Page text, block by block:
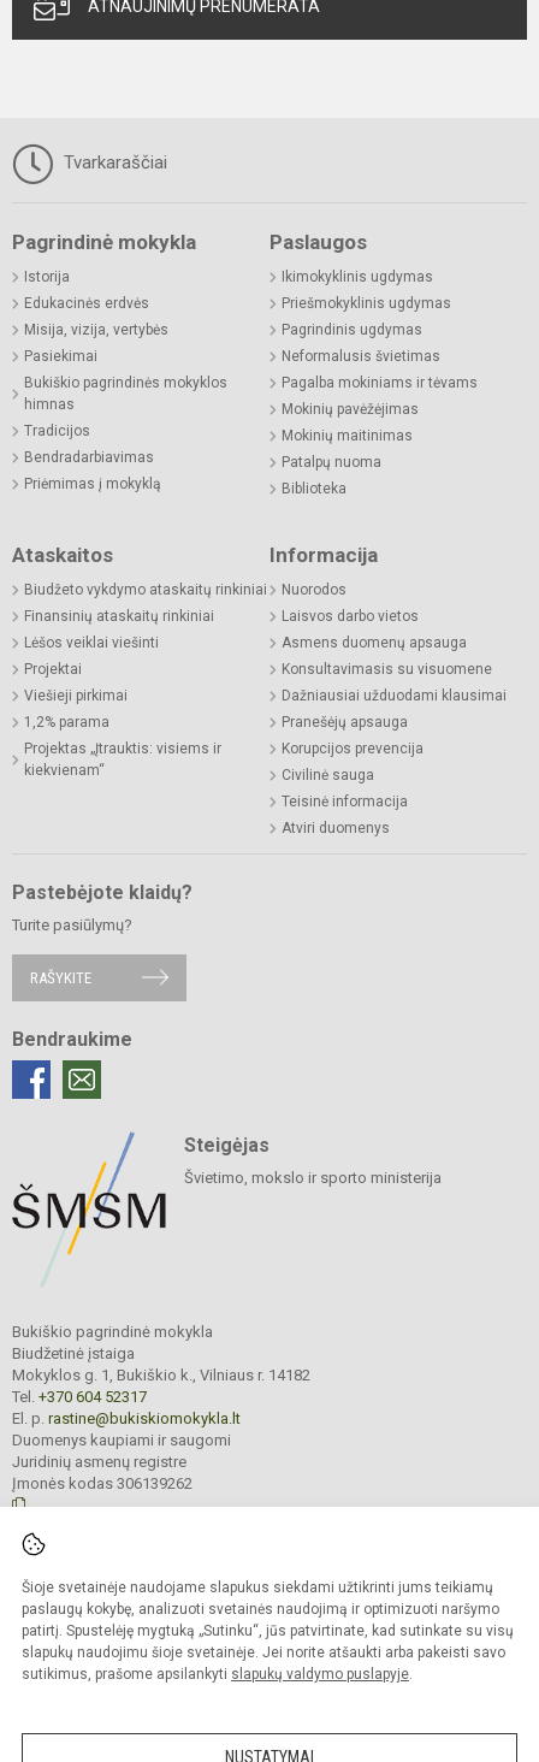
Šioje svetainėje naudojame slapukus siekdami užtikrinti jums teikiamų
paslaugų kokybę, analizuoti svetainės naudojimą ir optimizuoti naršymo
patirtį. Spustelėję mygtuką „Sutinku“, jūs patvirtinate, kad sutinkate su visų
slapukų naudojimu šioje svetainėje. Jei norite atšaukti arba pakeisti savo
sutikimus, prašome apsilankyti slapukų valdymo puslapyje.
NUSTATYMAI
ATNAUJINIMŲ PRENUMERATA
Tvarkaraščiai
Pagrindinė mokykla
Istorija
Edukacinės erdvės
Misija, vizija, vertybės
Pasiekimai
Bukiškio pagrindinės mokyklos
himnas
Tradicijos
Bendradarbiavimas
Priėmimas į mokyklą
Paslaugos
Ikimokyklinis ugdymas
Priešmokyklinis ugdymas
Pagrindinis ugdymas
Neformalusis švietimas
Pagalba mokiniams ir tėvams
Mokinių pavėžėjimas
Mokinių maitinimas
Patalpų nuoma
Biblioteka
Ataskaitos
Biudžeto vykdymo ataskaitų rinkiniai
Finansinių ataskaitų rinkiniai
Lėšos veiklai viešinti
Projektai
Viešieji pirkimai
1,2% parama
Projektas „Įtrauktis: visiems ir
kiekvienam“
Informacija
Nuorodos
Laisvos darbo vietos
Asmens duomenų apsauga
Konsultavimasis su visuomene
Dažniausiai užduodami klausimai
Pranešėjų apsauga
Korupcijos prevencija
Civilinė sauga
Teisinė informacija
Atviri duomenys
Pastebėjote klaidų?
Turite pasiūlymų?
RAŠYKITE
Bendraukime
Steigėjas
Švietimo, mokslo ir sporto ministerija
Bukiškio pagrindinė mokykla
Biudžetinė įstaiga
Mokyklos g. 1, Bukiškio k., Vilniaus r. 14182
Tel. +370 604 52317
El. p. rastine@bukiskiomokykla.lt
Duomenys kaupiami ir saugomi
Juridinių asmenų registre
Įmonės kodas 306139262
Kopijuoti turinį be raštiško Bukiškio pagrindinės mokyklos administracijos
sutikimo griežtai draudžiama.
Prieinamumo paraiška Slapukų valdymas
Sumanus būdas atnaujinti